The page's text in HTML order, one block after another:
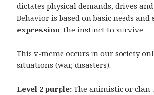
dictates physical demands, drives
Behavior is based on basic needs and
expression, the instinct to survive.
This v-meme occurs in our society
situations (war, disasters).
Level 2 purple: The animistic or